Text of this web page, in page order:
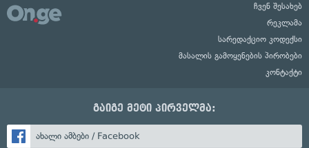
ჩვენ შესახებ
რეკლამა
სარედაქციო კოდექსი
მასალის გამოყენების პირობები
კონტაქტი
გაიგე მეტი პირველმა:
ახალი ამბები / Facebook